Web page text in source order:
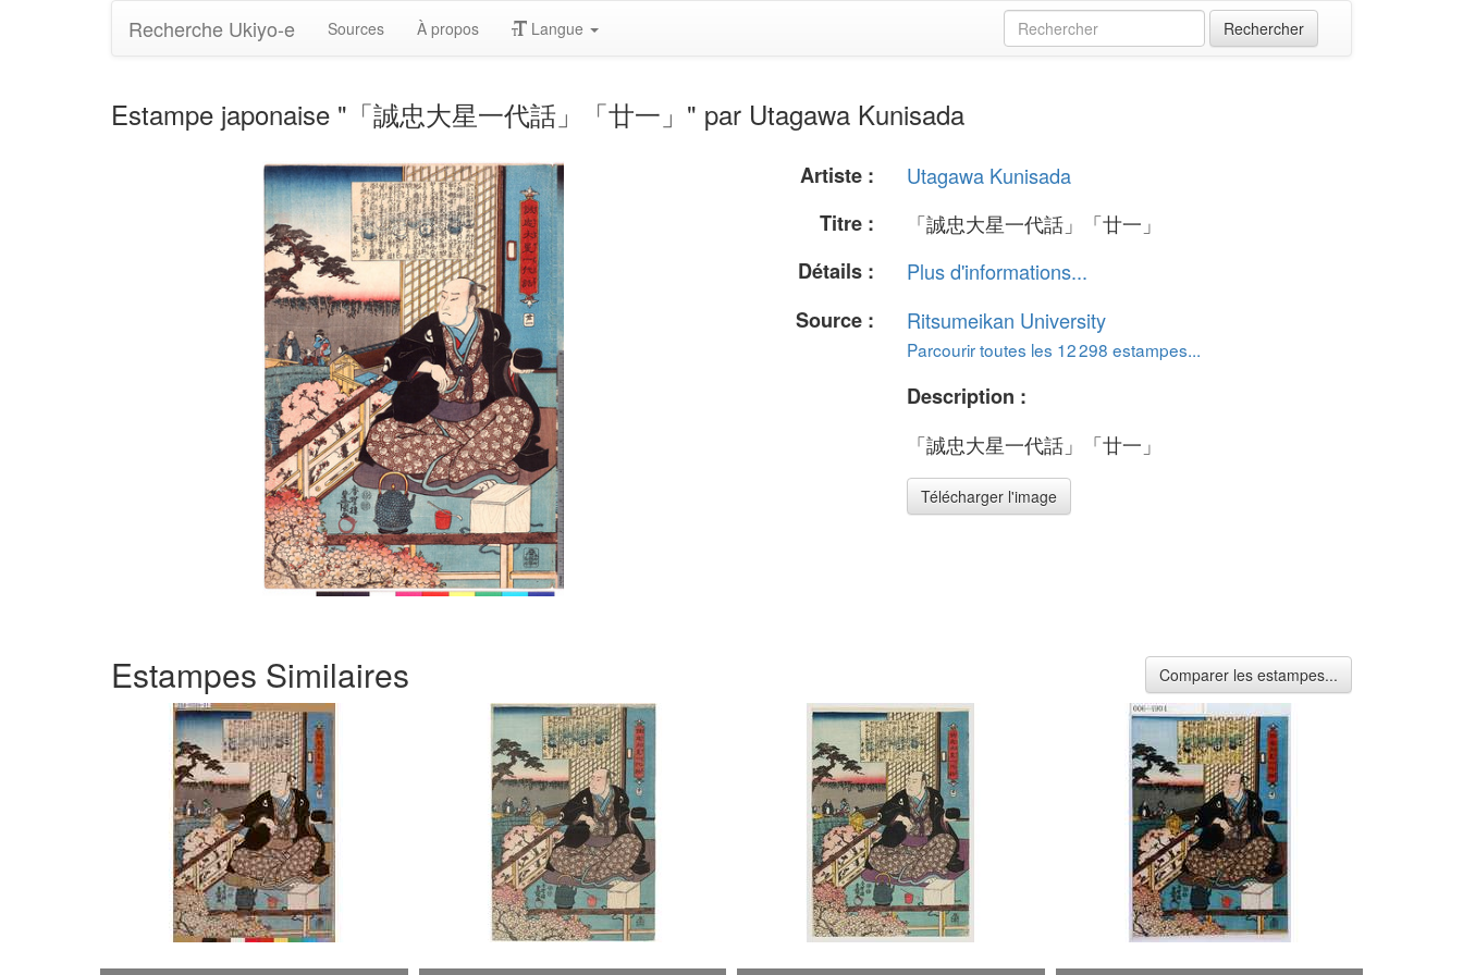
Recherche Ukiyo-e Sources À propos Langue
Estampe japonaise "「誠忠大星一代話」「廿一」" par Utagawa Kunisada
Artiste :
Utagawa Kunisada
Titre :
「誠忠大星一代話」「廿一」
Détails :
Plus d'informations...
Source :
Ritsumeikan University
Parcourir toutes les 12 298 estampes...
Description :
「誠忠大星一代話」「廿一」
Télécharger l'image
Estampes Similaires Comparer les estampes...